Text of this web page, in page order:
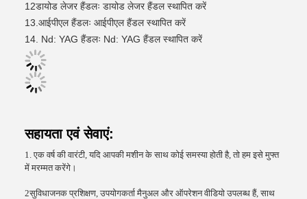
12डायोड लेजर हैंडलः डायोड लेजर हैंडल स्थापित करें
13.आईपीएल हैंडलः आईपीएल हैंडल स्थापित करें
14. Nd: YAG हैंडलः Nd: YAG हैंडल स्थापित करें
सहायता एवं सेवाएं:
1. एक वर्ष की वारंटी, यदि आपकी मशीन के साथ कोई समस्या होती है, तो हम इसे मुफ्त
में मरम्मत करेंगे।
2सुविधाजनक प्रशिक्षण, उपयोगकर्ता मैनुअल और ऑपरेशन वीडियो उपलब्ध हैं, साथ